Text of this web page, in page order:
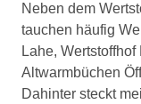
Neben dem
tauchen häufig
Lahe,
Altwarmbüchen
Dahinter steckt